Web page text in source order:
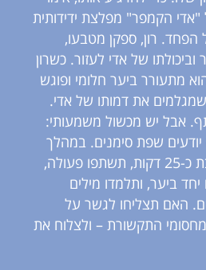
הקמפר" מפלצת ידידותית
רון, ספקן מטבעו,
של אדי לעזור. כשרון
מתעורר ביער חלומי ופוגש
את דמותו של אדי.
אבל יש מכשול משמעותי:
שפת סימנים. במהלך
חוויה אינטראקטיבית בת כ-25 דקות, תשתפו פעולה,
ביער, ותלמדו מילים
האם תצליחו לגשר על
התקשורת – ולצלוח את